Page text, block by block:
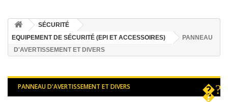
SÉCURITÉ
EQUIPEMENT DE SÉCURITÉ (EPI ET ACCESSOIRES)
PANNEAU
D'AVERTISSEMENT ET DIVERS
PANNEAU D'AVERTISSEMENT ET DIVERS